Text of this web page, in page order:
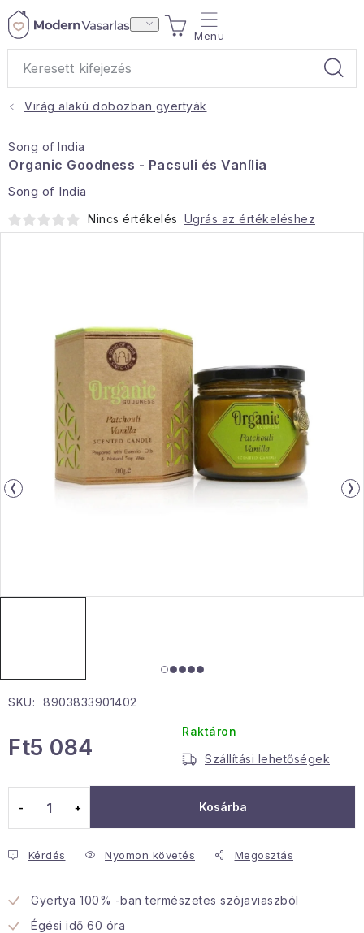
Ugrás
KOSÁR
Ajándékok
Otthoni illatok
Teák
Hobbi és kert
Gyűjtemény
Egészség és szépség
Sport és szabadban
Gyermekeknek
Karácsonyi esemény
Januári akció
Hogyan kell panaszkodni / visszaadni az áruka
Érintkezés
Rólunk
Virág alakú dobozban gyertyák
SKU: 8903833901402
Ft5 084
Raktáron
Szállítási lehetőségek
Kosárba
Kérdés Nyomon követés Megosztás
Gyertya 100% -ban természetes szójaviaszból
Égési idő 60 óra
Song of India
Organic Goodness - Pacsuli és Vanília
Song of India
Nincs értékelés Ugrás az értékeléshez